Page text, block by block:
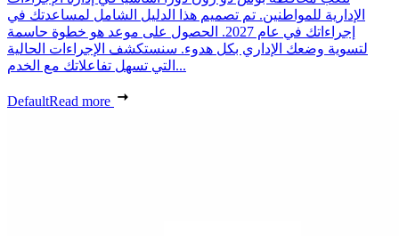
الإدارية للمواطنين. تم تصميم هذا الدليل الشامل لمساعدتك في
إجراءاتك في عام 2027. الحصول على موعد هو خطوة حاسمة
لتسوية وضعك الإداري بكل هدوء. سنستكشف الإجراءات الحالية
التي تسهل تفاعلاتك مع الخدم...
DefaultRead more